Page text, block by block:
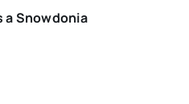
a Snowdonia